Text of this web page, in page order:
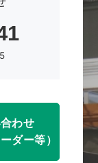
わせ
ダー等）